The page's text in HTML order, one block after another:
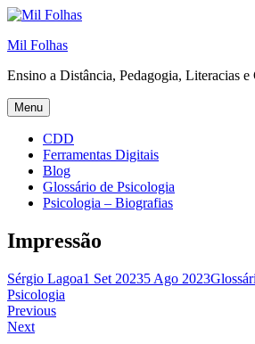
Skip
content
Mil Folhas
Ensino a Distância, Pedagogia, Literacias e
Menu
CDD
Ferramentas Digitais
Blog
Glossário de Psicologia
Psicologia – Biografias
Impressão
Sérgio Lagoa1 Set 20235 Ago 2023
Psicologia
Navegação
de
Previous
Next